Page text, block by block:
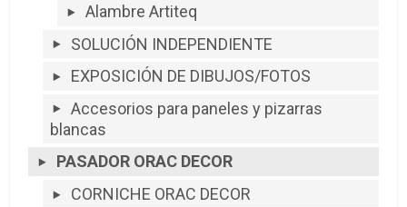
Alambre Artiteq
SOLUCIÓN INDEPENDIENTE
EXPOSICIÓN DE DIBUJOS/FOTOS
Accesorios para paneles y pizarras
blancas
PASADOR ORAC DECOR
CORNICHE ORAC DECOR